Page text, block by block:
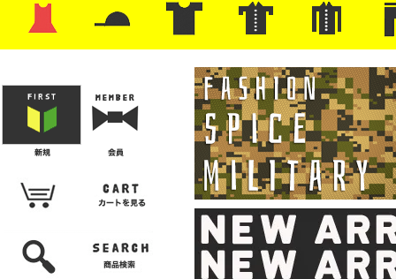
・レザーシューズ/スニーカー
・プリントTシャツ
・バンド/ツアー
・キャラクター
・Nike/adidas/スポーツ
・チャンピオン
・サーフ/スケート
・ボーダー/総柄/無地
・フットボール/リンガー
・タンクトップ/NBA・ポロシャツ
・半袖シャツ
・アロハ/サーフ/ボーリング
・ラルフ/ブランド
・無地/チェック/ストラ
・ワーク/ミリタリー/ウ
ン
・ネル/ウール ・ショ
・アウ
・ジー
・
・ミリ
・コー
・コッ
・オー
・ジャ
ン